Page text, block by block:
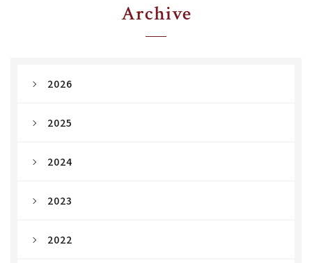
Archive
2026
2025
2024
2023
2022